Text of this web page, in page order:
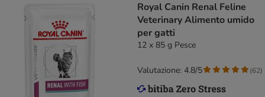
Royal Canin Renal Feline
Veterinary Alimento umido
per gatti
12 x 85 g Pesce
Valutazione: 4.8/5 (62)